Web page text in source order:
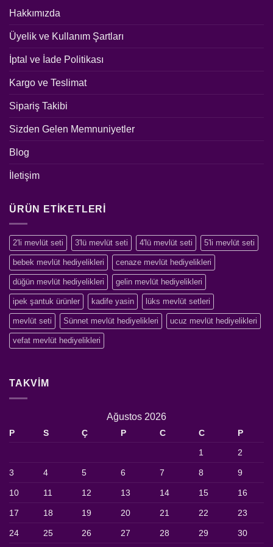
Hakkımızda
Üyelik ve Kullanım Şartları
İptal ve İade Politikası
Kargo ve Teslimat
Sipariş Takibi
Sizden Gelen Memnuniyetler
Blog
İletişim
ÜRÜN ETIKETLERI
2'li mevlüt seti 3'lü mevlüt seti 4'lü mevlüt seti 5'li mevlüt seti
bebek mevlüt hediyelikleri cenaze mevlüt hediyelikleri
düğün mevlüt hediyelikleri gelin mevlüt hediyelikleri
ipek şantuk ürünler kadife yasin lüks mevlüt setleri
mevlüt seti Sünnet mevlüt hediyelikleri ucuz mevlüt hediyelikleri
vefat mevlüt hediyelikleri
TAKVIM
Ağustos 2026
P S Ç P C C
P
1
2
3 4 5 6 7 8 9
10 11 12 13 14 15 16
17 18 19 20 21 22 23
24 25 26 27 28 29 30